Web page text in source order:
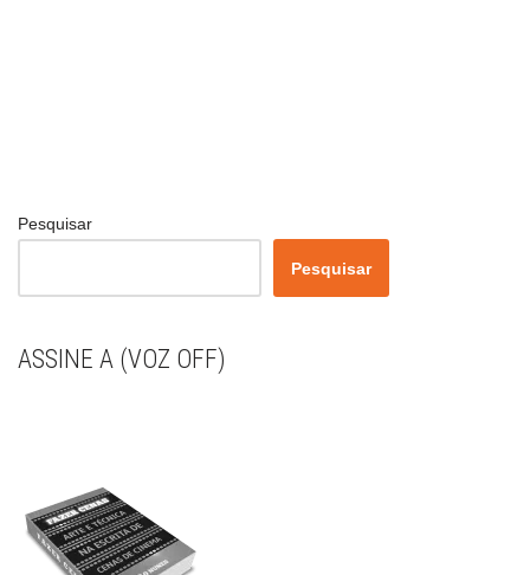
Pesquisar
Pesquisar
ASSINE A (VOZ OFF)